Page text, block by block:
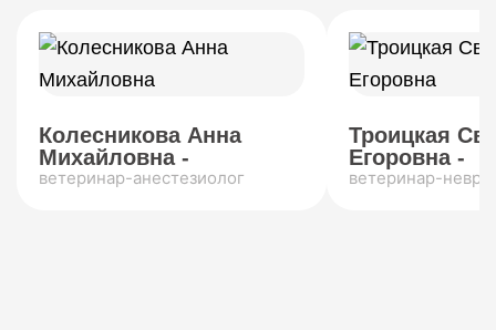
Колесникова Анна
Михайловна -
ветеринар-анестезиолог
Троицкая
Егоровна -
ветеринар-